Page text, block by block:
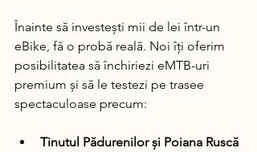
Înainte să investești mii de lei într-un
eBike, fă o probă reală. Noi îți oferim
posibilitatea să închiriezi eMTB-uri
premium și să le testezi pe trasee
spectaculoase precum:
Tinutul Pădurenilor și Poiana Ruscă